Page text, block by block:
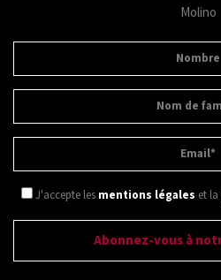
Molino
J'accepte les mentions légales et la